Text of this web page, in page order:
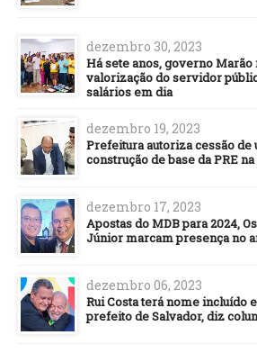
dezembro 30, 2023
Há sete anos, governo
valorização do servidor
salários em dia
dezembro 19, 2023
Prefeitura autoriza cessão de
construção de base da PRE
dezembro 17, 2023
Apostas do MDB para 2024,
Júnior marcam presença no
dezembro 06, 2023
Rui Costa terá nome incluído
prefeito de Salvador, diz